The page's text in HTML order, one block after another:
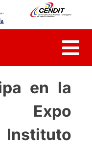
en la
Instituto